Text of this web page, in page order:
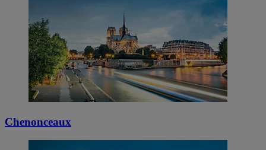
Chenonceaux